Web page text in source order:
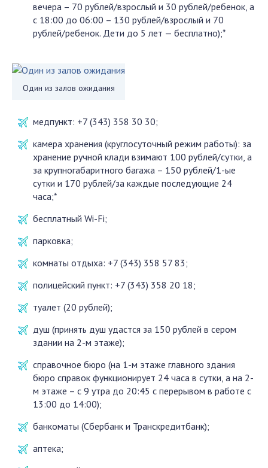
вечера – 70 рублей/взрослый и 30 рублей/ребенок, а
с 18:00 до 06:00 – 130 рублей/взрослый и 70
рублей/ребенок. Дети до 5 лет — бесплатно);*
Один из залов ожидания
медпункт: +7 (343) 358 30 30;
камера хранения (круглосуточный режим работы): за
хранение ручной клади взимают 100 рублей/сутки, а
за крупногабаритного багажа – 150 рублей/1-ые
сутки и 170 рублей/за каждые последующие 24
часа;*
бесплатный Wi-Fi;
парковка;
комнаты отдыха: +7 (343) 358 57 83;
полицейский пункт: +7 (343) 358 20 18;
туалет (20 рублей);
душ (принять душ удастся за 150 рублей в сером
здании на 2-м этаже);
справочное бюро (на 1-м этаже главного здания
бюро справок функционирует 24 часа в сутки, а на 2-
м этаже – с 9 утра до 20:45 с перерывом в работе с
13:00 до 14:00);
банкоматы (Сбербанк и Транскредитбанк);
аптека;